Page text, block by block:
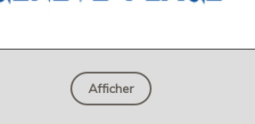
Afficher